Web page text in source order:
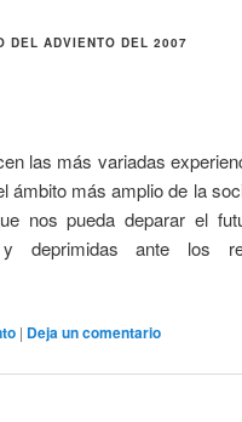
DEL ADVIENTO DEL 2007
las más variadas
ámbito más amplio de la
nos pueda deparar el
deprimidas ante los
| Deja un comentario